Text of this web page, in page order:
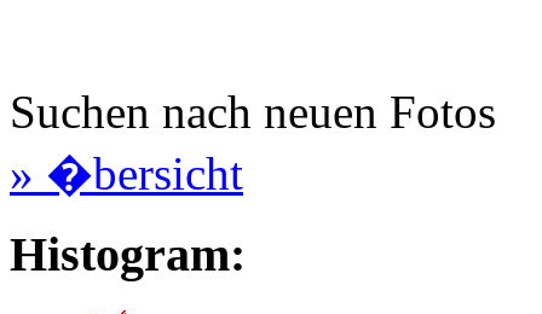
Suchen nach neuen Fotos
» �bersicht
Histogram: